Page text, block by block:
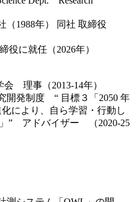
（1988年） 同社 取締役
役に就任（2026年）
理事（2013-14年）
開発制度 “ 目標３「2050 年
により、自ら学習・行動し
” アドバイザー （2020-25